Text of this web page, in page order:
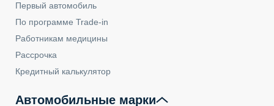
Первый автомобиль
По программе Trade-in
Работникам медицины
Рассрочка
Кредитный калькулятор
Автомобильные марки